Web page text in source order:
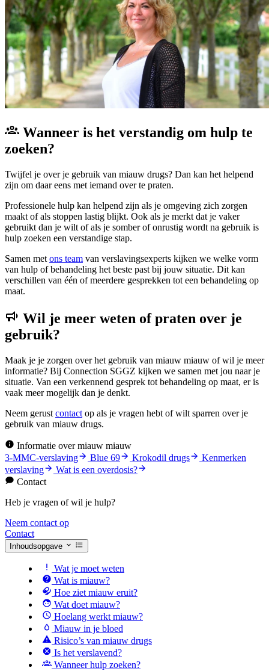
Wanneer is het verstandig om hulp te
zoeken?
Twijfel je over je gebruik van miauw drugs? Dan kan het helpend
zijn om daar eens met iemand over te praten.
Professionele hulp kan helpend zijn als je omgeving zich zorgen
maakt of als stoppen lastig blijkt. Ook als je merkt dat je vaker
gebruikt dan je wilt of als je somber of onrustig wordt na gebruik is
hulp zoeken een verstandige stap.
Samen met ons team van verslavingsexperts kijken we welke vorm
van hulp of behandeling het beste past bij jouw situatie. Dit kan
verschillen van één of meerdere gesprekken tot een behandeling op
maat.
Wil je meer weten of praten over je
gebruik?
Maak je je zorgen over het gebruik van miauw miauw of wil je meer
informatie? Bij Connection SGGZ kijken we samen met jou naar je
situatie. Van een verkennend gesprek tot behandeling op maat, er is
vaak meer mogelijk dan je denkt.
Neem gerust contact op als je vragen hebt of wilt sparren over je
gebruik van miauw drugs.
Informatie over miauw miauw
3-MMC-verslaving
Blue 69 Krokodil drugs
Kenmerken
verslaving
Wat is een overdosis?
Contact
Heb je vragen of wil je hulp?
Neem contact op
Contact
Inhoudsopgave
Wat je moet weten
Wat is miauw?
Hoe ziet miauw eruit?
Wat doet miauw?
Hoelang werkt miauw?
Miauw in je bloed
Risico’s van miauw drugs
Is het verslavend?
Wanneer hulp zoeken?